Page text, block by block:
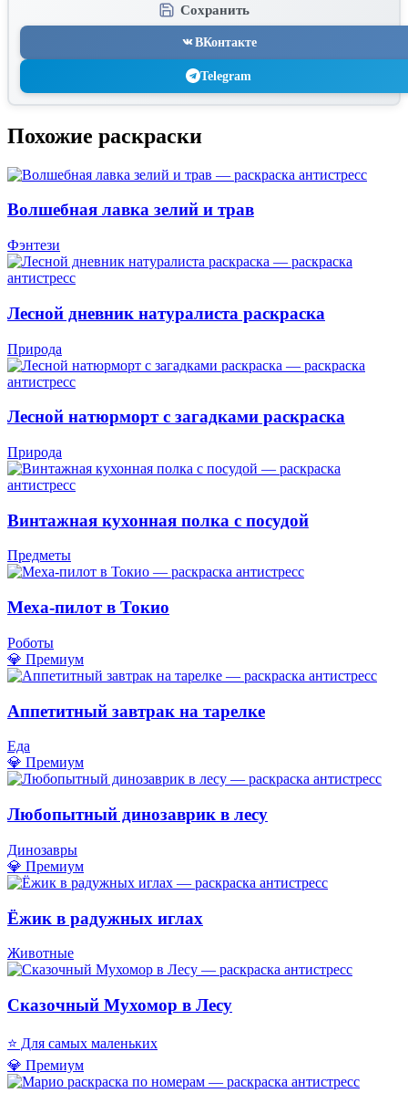
Сохранить
ВКонтакте
Telegram
Похожие раскраски
Волшебная лавка зелий и трав
Фэнтези
Лесной дневник натуралиста раскраска
Природа
Лесной натюрморт с загадками раскраска
Природа
Винтажная кухонная полка с посудой
Предметы
Меха-пилот в Токио
Роботы
💎 Премиум
Аппетитный завтрак на тарелке
Еда
💎 Премиум
Любопытный динозаврик в лесу
Динозавры
💎 Премиум
Ёжик в радужных иглах
Животные
Сказочный Мухомор в Лесу
⭐ Для самых маленьких
💎 Премиум